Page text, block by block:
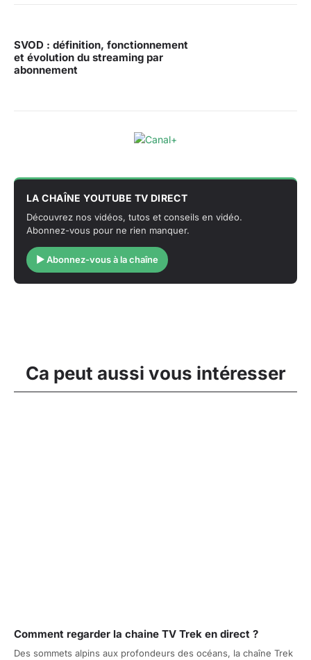
SVOD : définition, fonctionnement
et évolution du streaming par
abonnement
LA CHAÎNE YOUTUBE TV DIRECT
Découvrez nos vidéos, tutos et conseils en vidéo.
Abonnez-vous pour ne rien manquer.
▶ Abonnez-vous à la chaîne
Ca peut aussi vous intéresser
Comment regarder la chaine TV Trek en direct ?
Des sommets alpins aux profondeurs des océans, la chaîne Trek